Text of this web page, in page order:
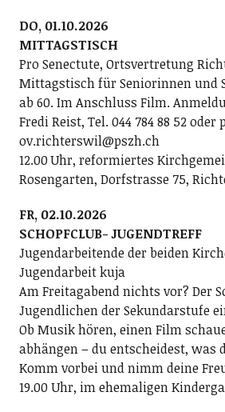
DO, 01.10.2026
MITTAGSTISCH
Pro Senectute, Ortsvertretung
Mittagstisch für Seniorinnen und
ab 60. Im Anschluss Film.
Fredi Reist, Tel. 044 784 88 52 oder
ov.richterswil@pszh.ch
12.00 Uhr, reformiertes
Rosengarten, Dorfstrasse 75,
FR, 02.10.2026
SCHOPFCLUB- JUGENDTREFF
Jugendarbeitende der beiden
Jugendarbeit kuja
Am Freitagabend nichts vor? Der
Jugendlichen der Sekundarstufe
Ob Musik hören, einen Film
abhängen – du entscheidest, was
Komm vorbei und nimm deine
19.00 Uhr, im ehemaligen